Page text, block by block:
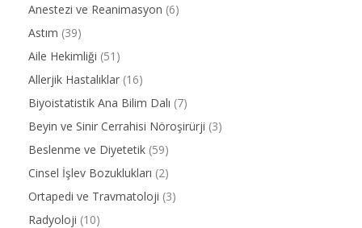
Anestezi ve Reanimasyon (6)
Astım (39)
Aile Hekimliği (51)
Allerjik Hastalıklar (16)
Biyoistatistik Ana Bilim Dalı (7)
Beyin ve Sinir Cerrahisi Nöroşirürji (3)
Beslenme ve Diyetetik (59)
Cinsel İşlev Bozuklukları (2)
Ortapedi ve Travmatoloji (3)
Radyoloji (10)